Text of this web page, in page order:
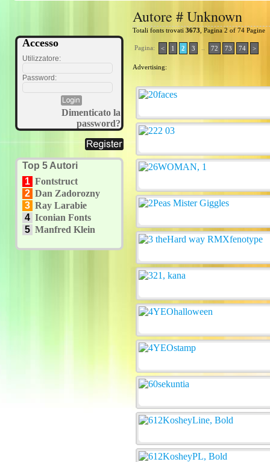
Accesso
Utilizzatore:
Password:
Dimenticato la
password?
Top 5 Autori
1 Fontstruct
2 Dan Zadorozny
3 Ray Larabie
4 Iconian Fonts
5 Manfred Klein
Autore # Unknown
Totali fonts trovati 3673 , Pagina 2 of 74 Pagine
Pagina: < 1 2 3 72 73 74 >
Advertising: